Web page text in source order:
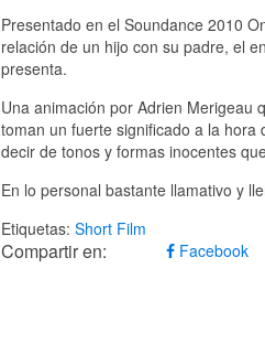
Presentado en el Soundance 2010
relación de un hijo con su padre, el
presenta.
Una animación por Adrien Merigeau
toman un fuerte significado a la
decir de tonos y formas inocentes
En lo personal bastante llamativo y
Etiquetas: Short Film
Compartir en: Facebook